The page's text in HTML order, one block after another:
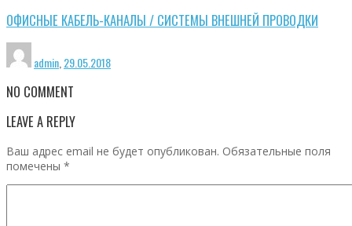
ОФИСНЫЕ КАБЕЛЬ-КАНАЛЫ / СИСТЕМЫ ВНЕШНЕЙ ПРОВОДКИ
admin 29.05.2018
NO COMMENT
LEAVE A REPLY
Ваш адрес email не будет опубликован. Обязательные поля
помечены *